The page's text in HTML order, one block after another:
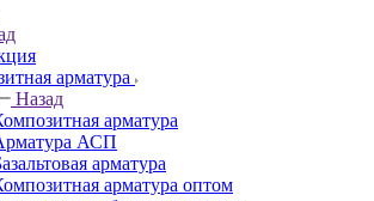
арматура
Назад
арматура
АСП
арматура
арматура оптом